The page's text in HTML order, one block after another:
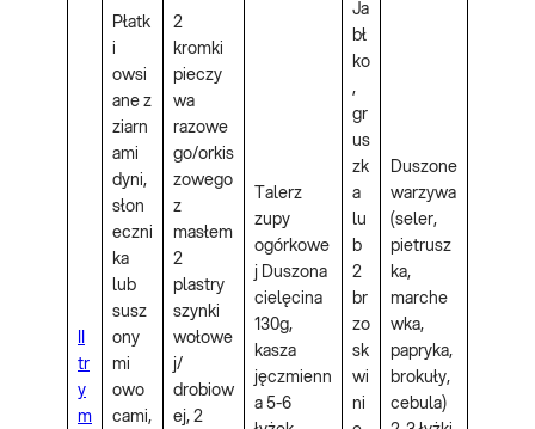
tr
y
m
Płatk
i
owsi
ane z
ziarn
ami
dyni,
słon
eczni
ka
lub
susz
ony
mi
owo
cami,
2
kromki
pieczy
wa
razowe
go/orkis
zowego
z
masłem
2
plastry
szynki
wołowe
j/
drobiow
ej, 2
Talerz
zupy
ogórkowe
j Duszona
cielęcina
130g,
kasza
jęczmienn
a 5-6
Ja
bł
ko
,
gr
us
zk
a
lu
b
2
br
zo
sk
wi
ni
Duszone
warzywa
(seler,
pietrusz
ka,
marche
wka,
papryka,
brokuły,
cebula)